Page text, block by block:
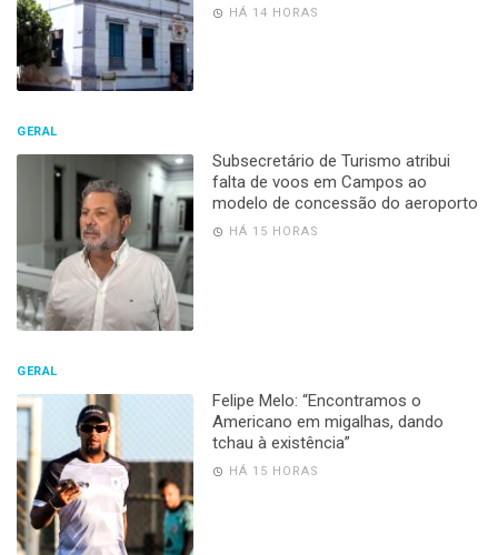
HÁ 14 HORAS
GERAL
Subsecretário de Turismo atribui
falta de voos em Campos ao
modelo de concessão do aeroporto
HÁ 15 HORAS
GERAL
Felipe Melo: “Encontramos o
Americano em migalhas, dando
tchau à existência”
HÁ 15 HORAS